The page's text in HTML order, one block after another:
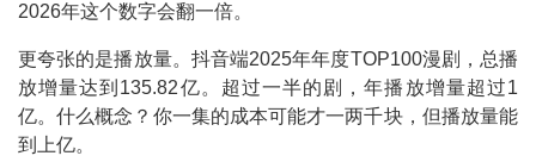
2026年这个数字会翻一倍。
更夸张的是播放量。抖音端2025年年度TOP100漫剧，总播
放增量达到135.82亿。超过一半的剧，年播放增量超过1
亿。什么概念？你一集的成本可能才一两千块，但播放量能
到上亿。